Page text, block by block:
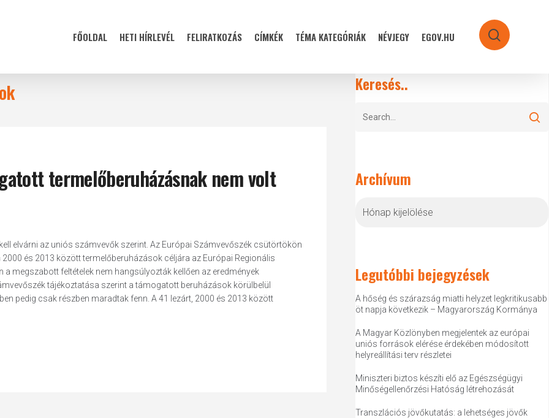
FŐOLDAL HETI HÍRLEVÉL FELIRATKOZÁS CÍMKÉK TÉMA KATEGÓRIÁK NÉVJEGY EGOV.HU search
termelőberuházásnak nem volt
elvárni az uniós számvevők szerint. Az Európai Számvevőszék csütörtökön
és 2013 között termelőberuházások céljára az Európai Regionális
megszabott feltételek nem hangsúlyozták kellően az eredmények
tájékoztatása szerint a támogatott beruházások körülbelül
pedig csak részben maradtak fenn. A 41 lezárt, 2000 és 2013 között
Keresés..
Archívum
Legutóbbi bejegyzések
A hőség és szárazság miatti helyzet legkritikusabb
öt napja következik – Magyarország Kormánya
A Magyar Közlönyben megjelentek az európai
uniós források elérése érdekében módosított
helyreállítási terv részletei
Miniszteri biztos készíti elő az Egészségügyi
Minőségellenőrzési Hatóság létrehozását
Transzlációs jövőkutatás: a lehetséges jövők